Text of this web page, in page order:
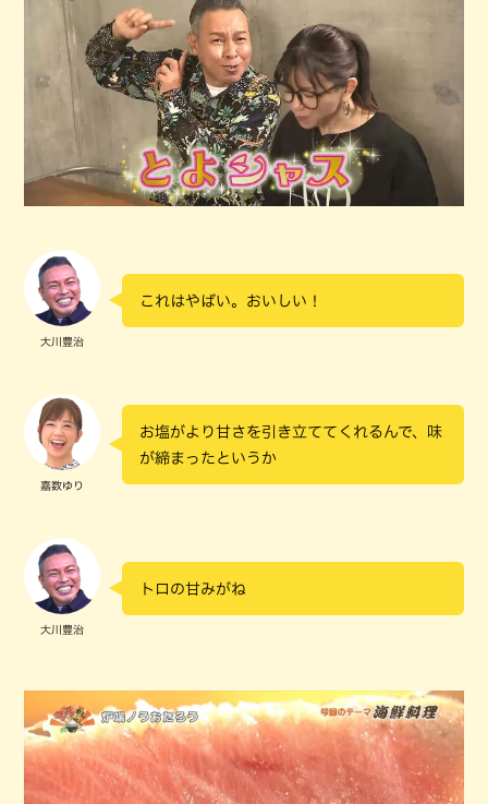
大川豊治
これはやばい。おいしい！
嘉数ゆり
お塩がより甘さを引き立ててくれるんで、味
が締まったというか
大川豊治
トロの甘みがね